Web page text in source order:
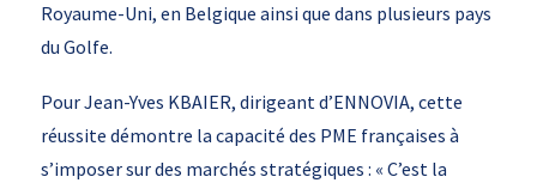
Royaume-Uni, en Belgique ainsi que dans plusieurs pays
du Golfe.
Pour Jean-Yves KBAIER, dirigeant d’ENNOVIA, cette
réussite démontre la capacité des PME françaises à
s’imposer sur des marchés stratégiques : « C’est la